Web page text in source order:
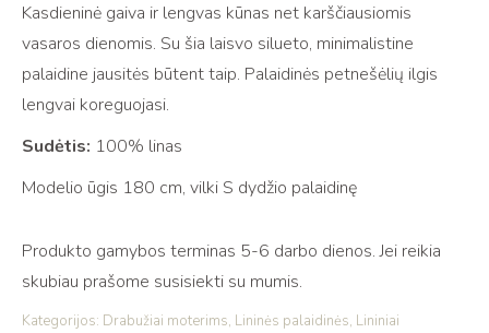
palaidinė
su
petnešėlėmis
LINDA
natural
linen
Kasdieninė gaiva ir lengvas kūnas net karščiausiomis
vasaros dienomis. Su šia laisvo silueto, minimalistine
palaidine jausitės būtent taip. Palaidinės petnešėlių ilgis
lengvai koreguojasi.
Sudėtis: 100% linas
Modelio ūgis 180 cm, vilki S dydžio palaidinę
Produkto gamybos terminas 5-6 darbo dienos. Jei reikia
skubiau prašome susisiekti su mumis.
Kategorijos: Drabužiai moterims, Lininės palaidinės, Lininiai